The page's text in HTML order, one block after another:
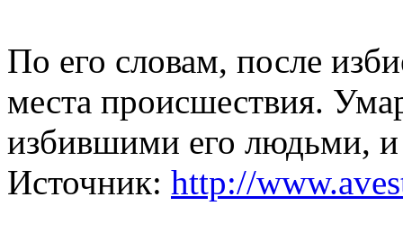
По его словам, после
места происшествия.
избившими его людьми, и
Источник: http://